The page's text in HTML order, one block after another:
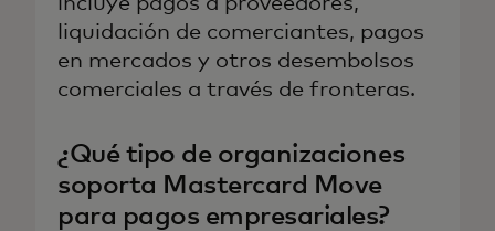
liquidación de comerciantes, pagos
en mercados y otros desembolsos
comerciales a través de fronteras.
¿Qué tipo de organizaciones
soporta Mastercard Move
para pagos empresariales?